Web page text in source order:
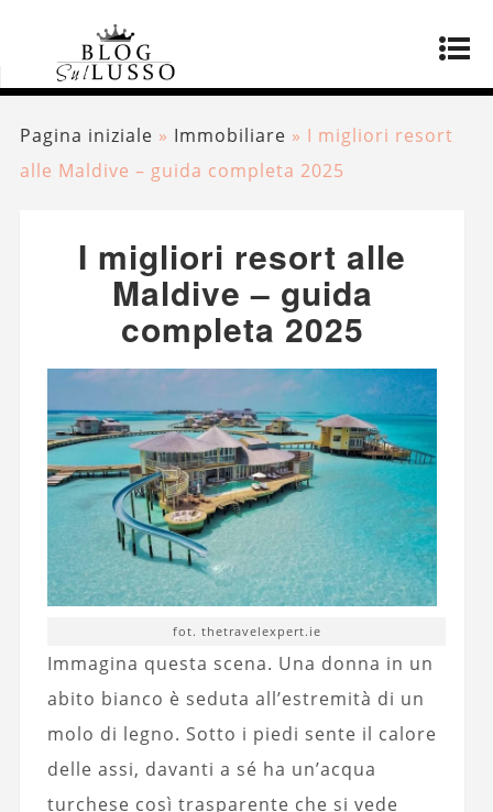
Pagina iniziale » Immobiliare » I migliori resort
alle Maldive – guida completa 2025
I migliori resort alle
Maldive – guida
completa 2025
fot. thetravelexpert.ie
Immagina questa scena. Una donna in un
abito bianco è seduta all’estremità di un
molo di legno. Sotto i piedi sente il calore
delle assi, davanti a sé ha un’acqua
turchese così trasparente che si vede